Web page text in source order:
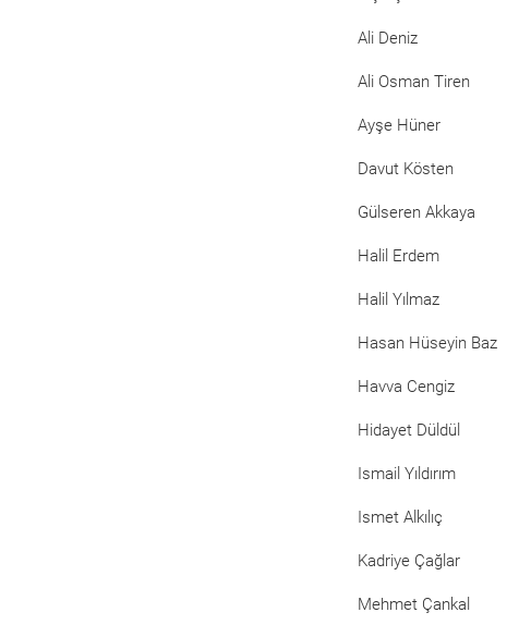
Ali Deniz
Ali Osman Tiren
Ayşe Hüner
Davut Kösten
Gülseren Akkaya
Halil Erdem
Halil Yılmaz
Hasan Hüseyin Baz
Havva Cengiz
Hidayet Düldül
Ismail Yıldırım
Ismet Alkılıç
Kadriye Çağlar
Mehmet Çankal